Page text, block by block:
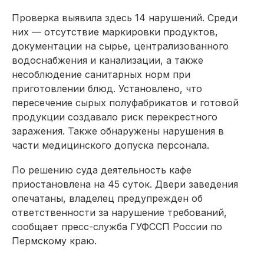
Проверка выявила здесь 14 нарушений. Среди
них — отсутствие маркировки продуктов,
документации на сырье, централизованного
водоснабжения и канализации, а также
несоблюдение санитарных норм при
приготовлении блюд. Установлено, что
пересечение сырых полуфабрикатов и готовой
продукции создавало риск перекрестного
заражения. Также обнаружены нарушения в
части медицинского допуска персонала.
По решению суда деятельность кафе
приостановлена на 45 суток. Двери заведения
опечатаны, владелец предупрежден об
ответственности за нарушение требований,
сообщает пресс-служба ГУФССП России по
Пермскому краю.